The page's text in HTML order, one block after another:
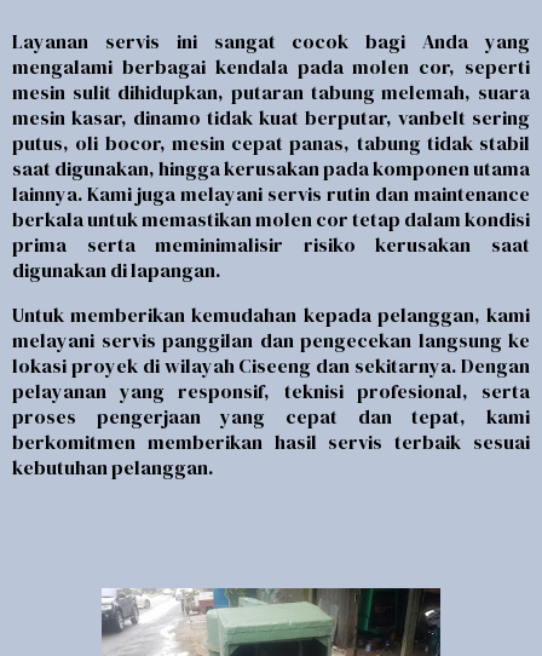
Layanan servis ini sangat cocok bagi Anda yang
mengalami berbagai kendala pada molen cor, seperti
mesin sulit dihidupkan, putaran tabung melemah, suara
mesin kasar, dinamo tidak kuat berputar, vanbelt sering
putus, oli bocor, mesin cepat panas, tabung tidak stabil
saat digunakan, hingga kerusakan pada komponen utama
lainnya. Kami juga melayani servis rutin dan maintenance
berkala untuk memastikan molen cor tetap dalam kondisi
prima serta meminimalisir risiko kerusakan saat
digunakan di lapangan.
Untuk memberikan kemudahan kepada pelanggan, kami
melayani servis panggilan dan pengecekan langsung ke
lokasi proyek di wilayahCiseeng dan sekitarnya. Dengan
pelayanan yang responsif, teknisi profesional, serta
proses pengerjaan yang cepat dan tepat, kami
berkomitmen memberikan hasil servis terbaik sesuai
kebutuhan pelanggan.